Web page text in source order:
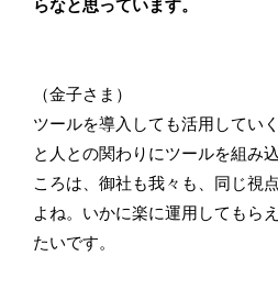
らなと思っています。
（金子さま）
ツールを導入しても活用してい
と人との関わりにツールを組み
ころは、御社も我々も、同じ視
よね。いかに楽に運用してもら
たいです。